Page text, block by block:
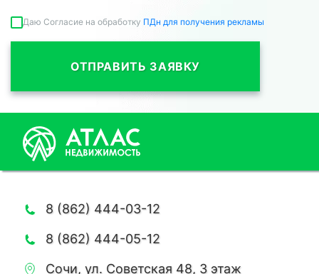
Даю Согласие на обработку ПДн для получения рекламы
ОТПРАВИТЬ ЗАЯВКУ
8 (862) 444-03-12
8 (862) 444-05-12
Сочи, ул. Советская 48, 3 этаж